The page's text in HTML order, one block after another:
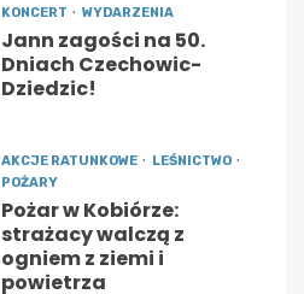
KONCERT WYDARZENIA
Jann zagości na 50.
Dniach Czechowic-
Dziedzic!
AKCJE RATUNKOWE
LEŚNICTWO
POŻARY
Pożar w Kobiórze:
strażacy walczą z
ogniem z ziemi i
powietrza